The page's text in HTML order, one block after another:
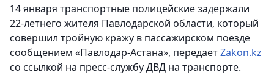
14 января транспортные полицейские задержали
22-летнего жителя Павлодарской области, который
совершил тройную кражу в пассажирском поезде
сообщением «Павлодар-Астана», передаетZakon.kz
со ссылкой на пресс-службу ДВД на транспорте.